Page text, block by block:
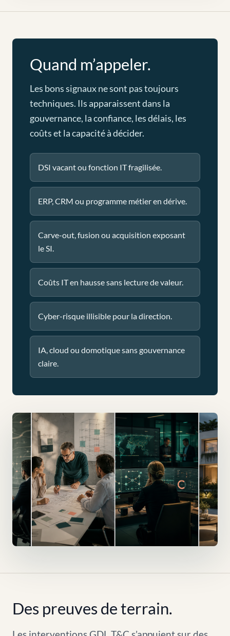
Quand m’appeler.
Les bons signaux ne sont pas toujours
techniques. Ils apparaissent dans la
gouvernance, la confiance, les délais, les
coûts et la capacité à décider.
DSI vacant ou fonction IT fragilisée.
ERP, CRM ou programme métier en dérive.
Carve-out, fusion ou acquisition exposant
le SI.
Coûts IT en hausse sans lecture de valeur.
Cyber-risque illisible pour la direction.
IA, cloud ou domotique sans gouvernance
claire.
Des preuves de terrain.